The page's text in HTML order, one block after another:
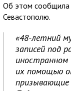
Об этом сообщила
Севастополю.
«48-летний
записей под
иностранном
их помощью
призывающие